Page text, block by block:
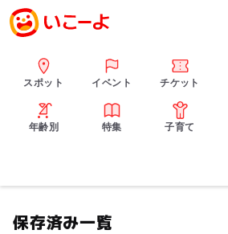
スポット イベント チケット
年齢別 特集 子育て
保存済み一覧